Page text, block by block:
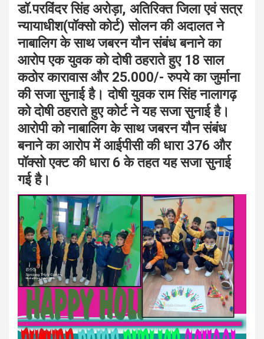
डॉ.परविंदर सिंह अरोड़ा, अतिरिक्त जिला एवं सत्र
न्यायाधीश(पॉक्सो कोर्ट) सोलन की अदालत ने
नाबालिग के साथ जबरन यौन संबंध बनाने का
आरोप एक युवक को दोषी ठहराते हुए 18 साल
कठोरकारावास और 25.000/- रुपये का जुर्माना
की सजा सुनाई है। दोषी युवक राम सिंह नालागढ़
को दोषी ठहराते हुए कोर्ट ने यह सजा सुनाई है।
आरोपी को नाबालिग के साथ जबरन यौन संबंध
बनानेका आरोप में आईपीसी की धारा 376 और
पॉक्सो एक्ट की धारा 6 के तहत यह सजा सुनाई
गई है।